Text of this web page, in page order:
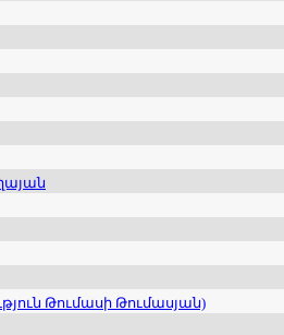
Թումասի Թումասյան)